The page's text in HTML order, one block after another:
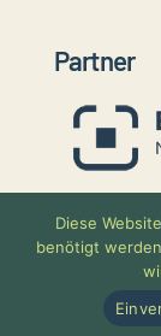
Partner
Diese
benötigt